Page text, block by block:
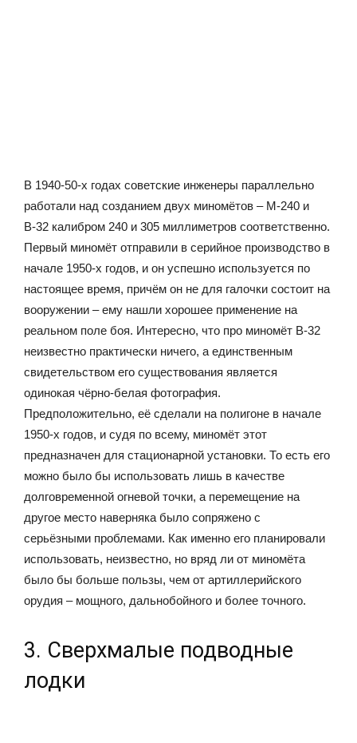
В 1940-50-х годах советские инженеры параллельно
работали над созданием двух миномётов – М-240 и
В-32 калибром 240 и 305 миллиметров соответственно.
Первый миномёт отправили в серийное производство в
начале 1950-х годов, и он успешно используется по
настоящее время, причём он не для галочки состоит на
вооружении – ему нашли хорошее применение на
реальном поле боя. Интересно, что про миномёт В-32
неизвестно практически ничего, а единственным
свидетельством его существования является
одинокая чёрно-белая фотография.
Предположительно, её сделали на полигоне в начале
1950-х годов, и судя по всему, миномёт этот
предназначен для стационарной установки. То есть его
можно было бы использовать лишь в качестве
долговременной огневой точки, а перемещение на
другое место наверняка было сопряжено с
серьёзными проблемами. Как именно его планировали
использовать, неизвестно, но вряд ли от миномёта
было бы больше пользы, чем от артиллерийского
орудия – мощного, дальнобойного и более точного.
3. Сверхмалые подводные
лодки